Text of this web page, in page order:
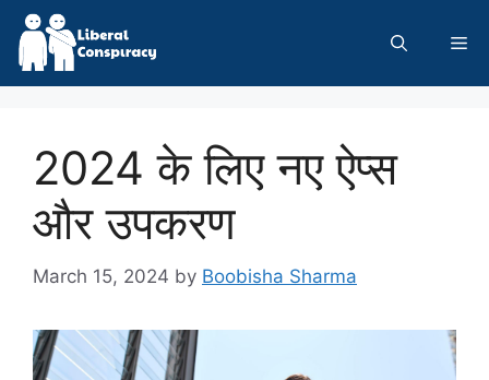
Skip
content
2024 के लिए नए ऐप्स
और उपकरण
March 15, 2024 by Boobisha Sharma